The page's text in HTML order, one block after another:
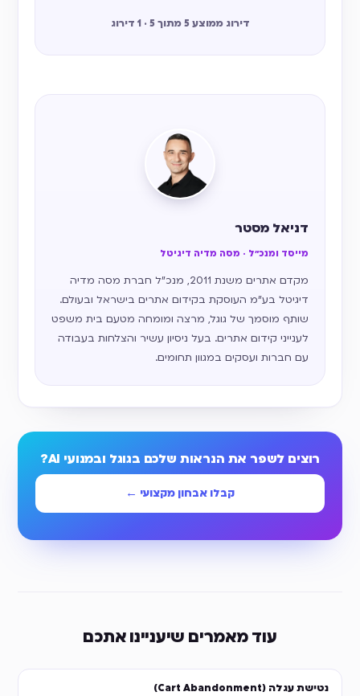
דירוג ממוצע 5 מתוך 5 · 1 דירוג
דניאל מסטר
מייסד ומנכ״ל · מסה מדיה דיגיטל
מקדם אתרים משנת 2011, מנכ״ל חברת מסה מדיה
דיגיטל בע״מ העוסקת בקידום אתרים בישראל ובעולם.
שותף מוסמך של גוגל, מרצה ומומחה מטעם בית משפט
לענייני קידום אתרים. בעל ניסיון עשיר והצלחות בעבודה
עם חברות ועסקים במגוון תחומים.
רוצים לשפר את הנראות שלכם בגוגל ובמנועי AI?
קבלו אבחון מקצועי ←
עוד מאמרים שיעניינו אתכם
נטישת עגלה (Cart Abandonment)